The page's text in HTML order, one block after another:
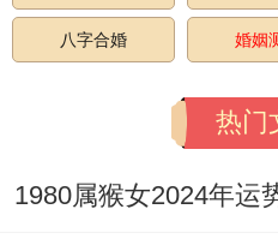
应，故皮肤干燥或过
炎，但丙午年丙火克
八字合婚 婚姻
热门